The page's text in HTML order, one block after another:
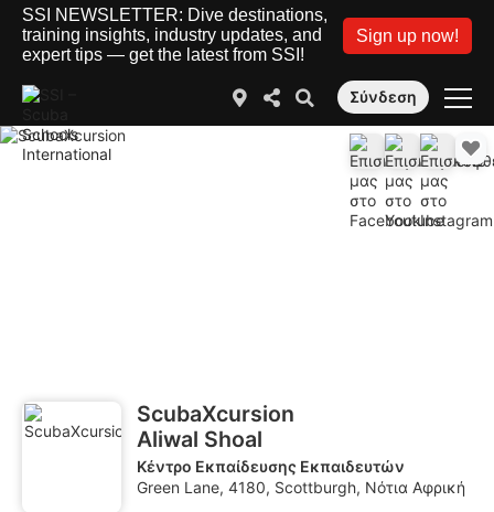
SSI NEWSLETTER: Dive destinations,
training insights, industry updates, and
expert tips — get the latest from SSI!
Sign up now!
Σύνδεση
ScubaXcursion
Aliwal Shoal
Κέντρο Εκπαίδευσης Εκπαιδευτών
Green Lane, 4180, Scottburgh, Νότια Αφρική